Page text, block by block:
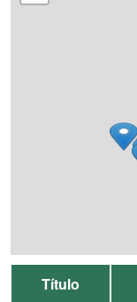
Título